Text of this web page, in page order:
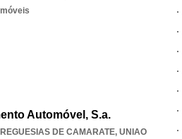
Automóvel, S.a.
DE CAMARATE, UNIAO